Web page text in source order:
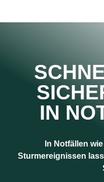
IN
In Notfällen
Sturmereignissen